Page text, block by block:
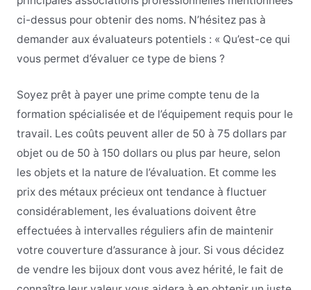
ci-dessus pour obtenir des noms. N’hésitez pas à
demander aux évaluateurs potentiels : « Qu’est-ce qui
vous permet d’évaluer ce type de biens ?
Soyez prêt à payer une prime compte tenu de la
formation spécialisée et de l’équipement requis pour le
travail. Les coûts peuvent aller de 50 à 75 dollars par
objet ou de 50 à 150 dollars ou plus par heure, selon
les objets et la nature de l’évaluation. Et comme les
prix des métaux précieux ont tendance à fluctuer
considérablement, les évaluations doivent être
effectuées à intervalles réguliers afin de maintenir
votre couverture d’assurance à jour. Si vous décidez
de vendre les bijoux dont vous avez hérité, le fait de